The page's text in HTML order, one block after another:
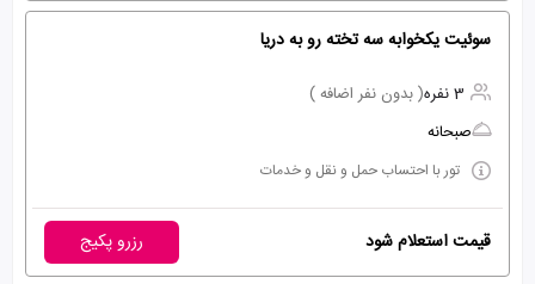
سوئیت یکخوابه سه تخته رو به دریا
3 نفره
( بدون نفر اضافه )
صبحانه
تور با احتساب حمل و نقل و خدمات
قیمت استعلام شود رزرو پکیج